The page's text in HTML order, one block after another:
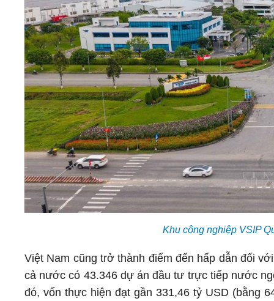
Khu công nghiệp VSIP
Việt Nam cũng trở thành điểm đến hấp dẫn đối
cả nước có 43.346 dự án đầu tư trực tiếp nước
đó, vốn thực hiện đạt gần 331,46 tỷ USD (bằng